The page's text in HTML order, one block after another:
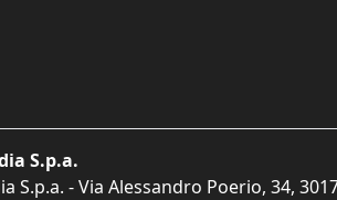
S.p.a.
- Via Alessandro Poerio, 34,